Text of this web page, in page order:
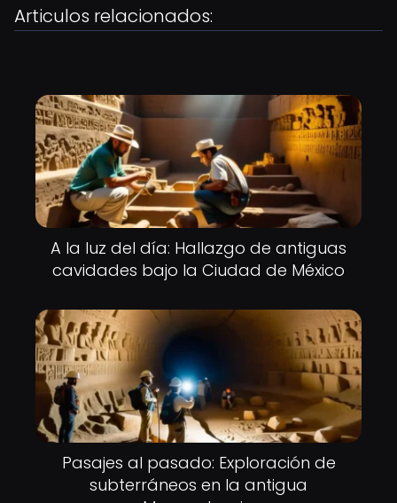
Articulos relacionados:
A la luz del día: Hallazgo de antiguas
cavidades bajo la Ciudad de México
Pasajes al pasado: Exploración de
subterráneos en la antigua